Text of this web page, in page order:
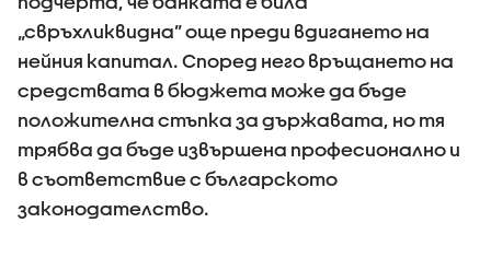
„свръхликвидна” още преди вдигането на
нейния капитал. Според него връщането на
средствата в бюджета може да бъде
положителна стъпка за държавата, но тя
трябва да бъде извършена професионално и
в съответствие с българското
законодателство.